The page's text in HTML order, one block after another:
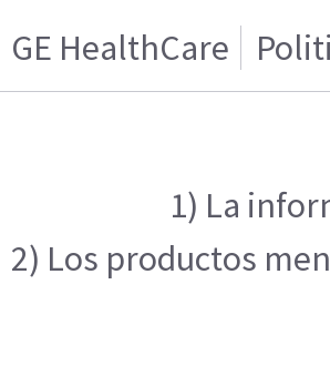
GE HealthCare
1) La
2) Los productos